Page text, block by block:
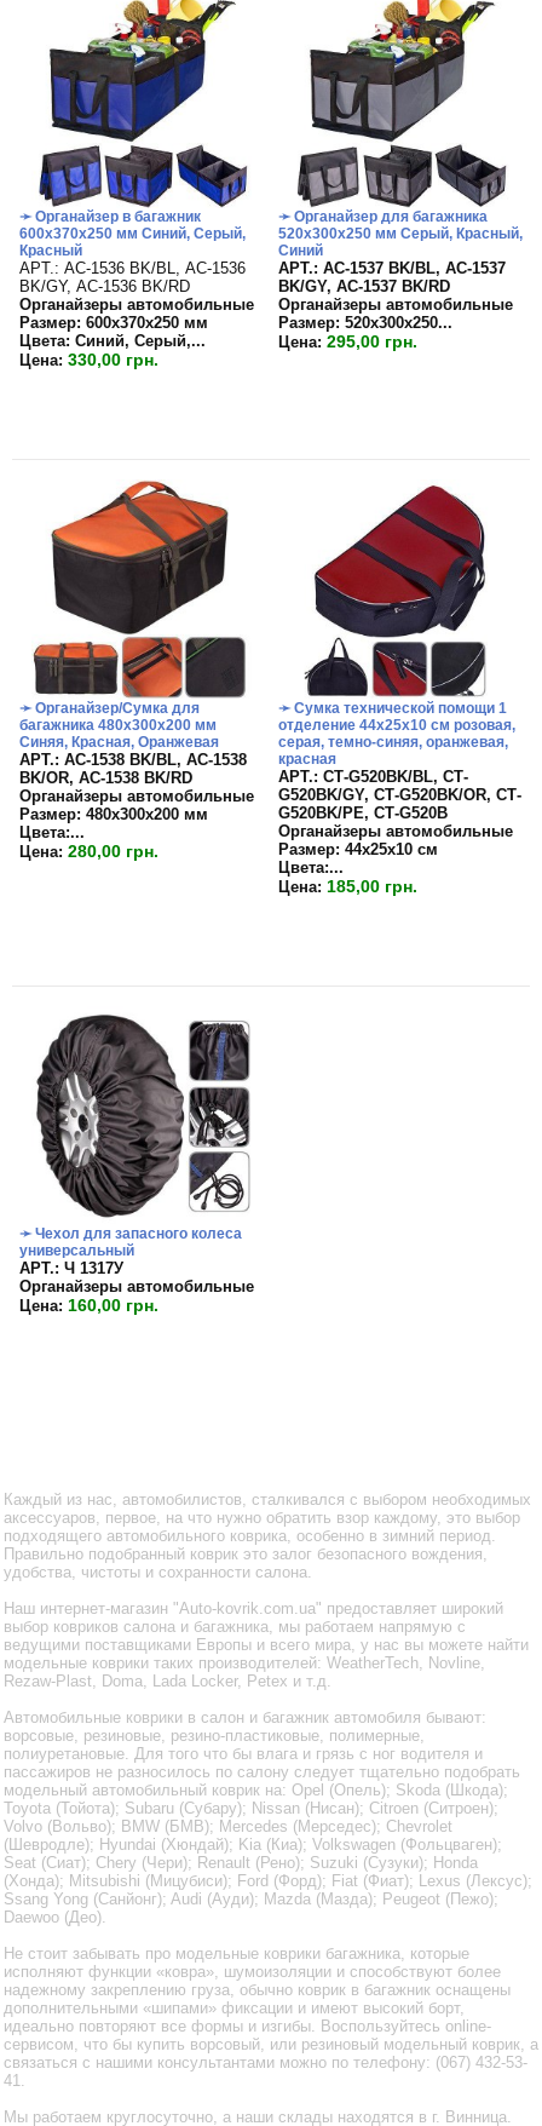
➛ Органайзер в багажник
600х370х250 мм Синий, Серый,
Красный
APT.: АС-1536 BK/BL, АС-1536
BK/GY, АС-1536 BK/RD
Органайзеры автомобильные
Размер: 600х370х250 мм
Цвета: Синий, Серый,...
Цена: 330,00 грн.
➛ Органайзер для багажника
520х300х250 мм Серый, Красный,
Синий
APT.: АС-1537 BK/BL, АС-1537
BK/GY, АС-1537 BK/RD
Органайзеры автомобильные
Размер: 520х300х250...
Цена: 295,00 грн.
➛ Органайзер/Сумка для
багажника 480х300х200 мм
Синяя, Красная, Оранжевая
APT.: АС-1538 BK/BL, АС-1538
BK/OR, АС-1538 BK/RD
Органайзеры автомобильные
Размер: 480х300х200 мм
Цвета:...
Цена: 280,00 грн.
➛ Сумка технической помощи 1
отделение 44х25х10 см розовая,
серая, темно-синяя, оранжевая,
красная
APT.: СТ-G520BK/BL, СТ-
G520BK/GY, СТ-G520BK/OR, СТ-
G520BK/PE, СТ-G520B
Органайзеры автомобильные
Размер: 44х25х10 см
Цвета:...
Цена: 185,00 грн.
➛ Чехол для запасного колеса
универсальный
APT.: Ч 1317У
Органайзеры автомобильные
Цена: 160,00 грн.
Каждый из нас, автомобилистов, сталкивался с выбором необходимых
аксессуаров, первое, на что нужно обратить взор каждому, это выбор
подходящего автомобильного коврика, особенно в зимний период.
Правильно подобранный коврик это залог безопасного вождения,
удобства, чистоты и сохранности салона.
Наш интернет-магазин "Auto-kovrik.com.ua" предоставляет широкий
выбор ковриков салона и багажника, мы работаем напрямую с
ведущими поставщиками Европы и всего мира, у нас вы можете найти
модельные коврики таких производителей: WeatherTech, Novline,
Rezaw-Plast, Doma, Lada Locker, Petex и т.д.
Автомобильные коврики в салон и багажник автомобиля бывают:
ворсовые, резиновые, резино-пластиковые, полимерные,
полиуретановые. Для того что бы влага и грязь с ног водителя и
пассажиров не разносилось по салону следует тщательно подобрать
модельный автомобильный коврик на: Opel (Опель); Skoda (Шкода);
Toyota (Тойота); Subaru (Субару); Nissan (Нисан); Citroen (Ситроен);
Volvo (Вольво); BMW (БМВ); Mercedes (Мерседес); Chevrolet
(Шевродле); Hyundai (Хюндай); Kia (Киа); Volkswagen (Фольцваген);
Seat (Сиат); Chery (Чери); Renault (Рено); Suzuki (Сузуки); Honda
(Хонда); Mitsubishi (Мицубиси); Ford (Форд); Fiat (Фиат); Lexus (Лексус);
Ssang Yong (Санйонг); Audi (Ауди); Mazda (Мазда); Peugeot (Пежо);
Daewoo (Део).
Не стоит забывать про модельные коврики багажника, которые
исполняют функции «ковра», шумоизоляции и способствуют более
надежному закреплению груза, обычно коврик в багажник оснащены
дополнительными «шипами» фиксации и имеют высокий борт,
идеально повторяют все формы и изгибы. Воспользуйтесь online-
сервисом, что бы купить ворсовый, или резиновый модельный коврик, а
связаться с нашими консультантами можно по телефону: (067) 432-53-
41.
Мы работаем круглосуточно, а наши склады находятся в г. Винница.